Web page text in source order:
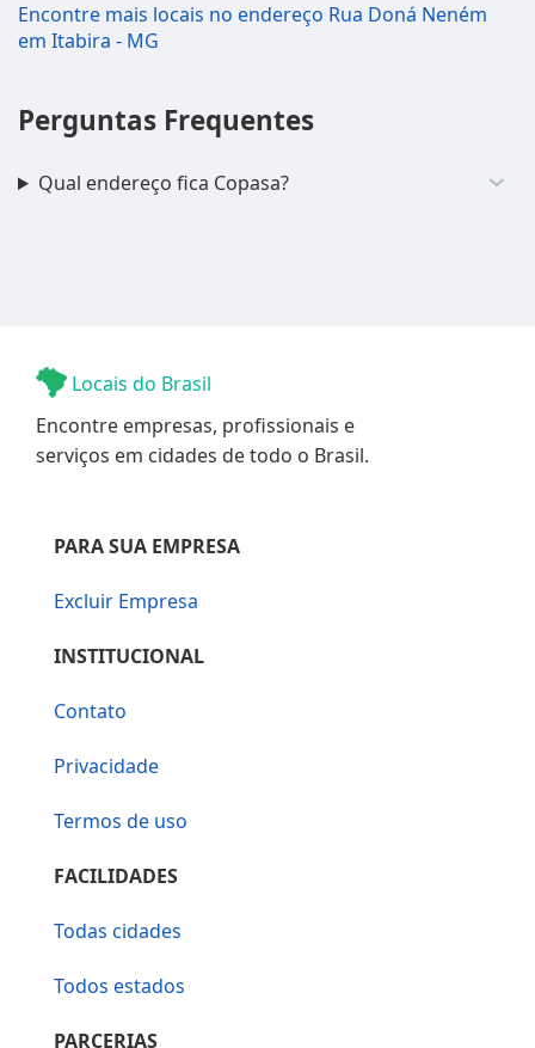
Encontre mais locais no endereço Rua Doná Neném
em Itabira - MG
Perguntas Frequentes
Qual endereço fica Copasa?
Locais do Brasil
Encontre empresas, profissionais e
serviços em cidades de todo o Brasil.
PARA SUA EMPRESA
Excluir Empresa
INSTITUCIONAL
Contato
Privacidade
Termos de uso
FACILIDADES
Todas cidades
Todos estados
PARCERIAS